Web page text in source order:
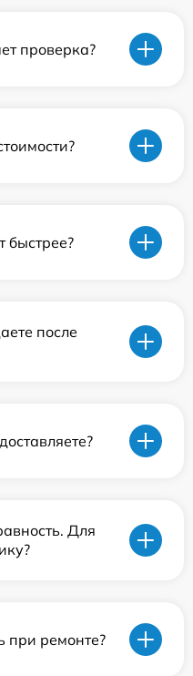
проверка?
быстрее?
после
Для
при ремонте?